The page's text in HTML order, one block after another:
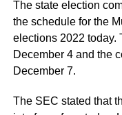
r
— LG Delhi
September,
Sultanpuri-A ward.
seat in the 2017
In addition, Kejriwal
the elections on
The state election
the schedule for the
elections 2022 today.
December 4 and the
December 7.
The SEC stated that